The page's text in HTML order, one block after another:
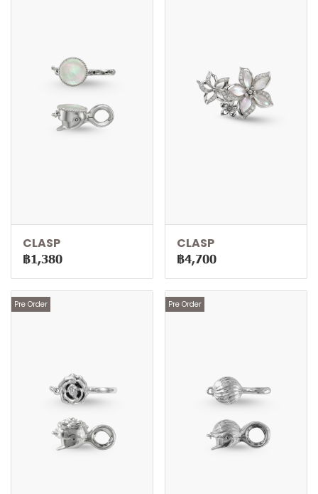
CLASP
฿1,380
CLASP
฿4,700
Pre Order Pre Order